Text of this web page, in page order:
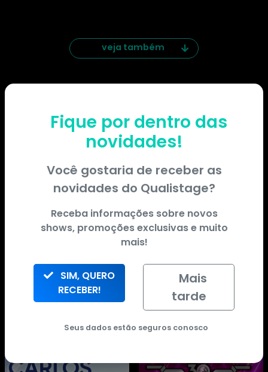
veja também
Fique por dentro das
novidades!
Você gostaria de receber as
novidades do Qualistage?
Receba informações sobre novos
shows, promoções exclusivas e muito
mais!
RECEBER!
tarde
Seus dados estão seguros conosco